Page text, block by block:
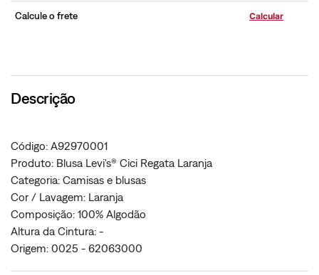
Calcule o frete
Descrição
Código: A92970001
Produto: Blusa Levi's® Cici Regata Laranja
Categoria: Camisas e blusas
Cor / Lavagem: Laranja
Composição: 100% Algodão
Altura da Cintura: -
Origem: 0025 - 62063000